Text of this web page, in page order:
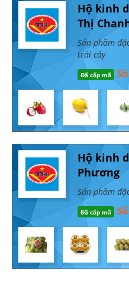
Hộ kinh
Thị
Sản phầm
trái cây
Đã cấp mã
Hộ kinh
Phương
Sản phầm
Đã cấp mã